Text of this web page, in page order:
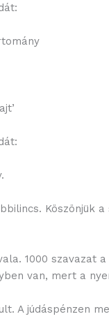
Köszönjük
1000 szavazat
van, mert a
A júdáspénzen